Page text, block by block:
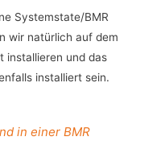
Systemstate/BMR
wir natürlich auf dem
installieren und das
installiert sein.
in einer BMR